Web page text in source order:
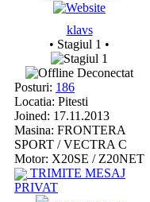
klavs
• Stagiul 1 •
Deconectat
Posturi: 186
Locatia: Pitesti
Joined: 17.11.2013
Masina: FRONTERA
SPORT / VECTRA C
Motor: X20SE / Z20NET
TRIMITE MESAJ
PRIVAT